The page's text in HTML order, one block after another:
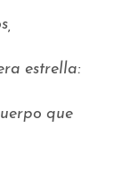
estrella:
que